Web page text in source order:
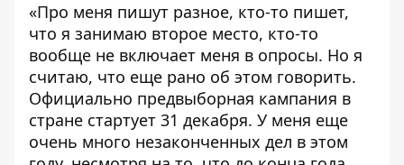
«Про меня пишут разное, кто-то пишет,
что я занимаю второе место, кто-то
вообще не включает меня в опросы. Но я
считаю, что еще рано об этом говорить.
Официально предвыборная кампания в
стране стартует 31 декабря. У меня еще
очень много незаконченных дел в этом